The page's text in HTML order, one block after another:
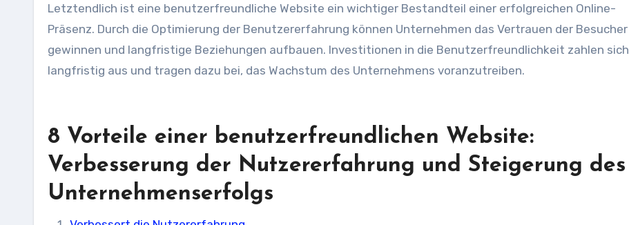
Letztendlich ist eine benutzerfreundliche Website ein wichtiger Bestandteil einer erfolgreichen Online-
Präsenz. Durch die Optimierung der Benutzererfahrung können Unternehmen das Vertrauen der Besucher
gewinnen und langfristige Beziehungen aufbauen. Investitionen in die Benutzerfreundlichkeit zahlen sich
langfristig aus und tragen dazu bei, das Wachstum des Unternehmens voranzutreiben.
8 Vorteile einer benutzerfreundlichen Website:
Verbesserung der Nutzererfahrung und Steigerung des
Unternehmenserfolgs